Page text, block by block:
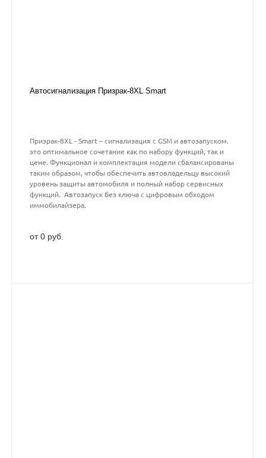
Автосигнализация Призрак-8XL Smart
Призрак-8XL - Smart – сигнализация с GSM и автозапуском.
это оптимальное сочетание как по набору функций, так и
цене. Функционал и комплектация модели сбалансированы
таким образом, чтобы обеспечить автовладельцу высокий
уровень защиты автомобиля и полный набор сервисных
функций. Автозапуск без ключа с цифровым обходом
иммобилайзера.
от 0 руб.